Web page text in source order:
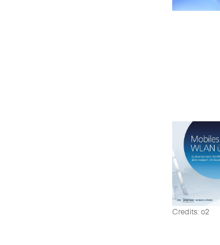
Credits: o2